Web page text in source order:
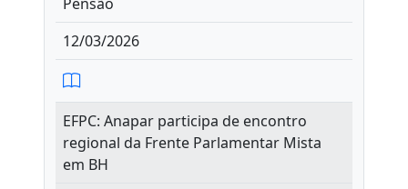
12/03/2026
EFPC: Anapar participa de encontro
regional da Frente Parlamentar Mista
em BH